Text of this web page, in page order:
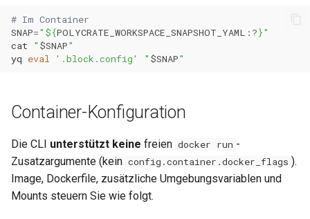
# Im Container
SNAP=" ${POLYCRATE_WORKSPACE_SNAPSHOT_YAML :?}"
cat
" $SNAP"
yq eval '.block.config' " $SNAP"
Container-Konfiguration
Die CLI unterstützt keine freien docker run -
Zusatzargumente (kein config.container.docker_flags ).
Image, Dockerfile, zusätzliche Umgebungsvariablen und
Mounts steuern Sie wie folgt.